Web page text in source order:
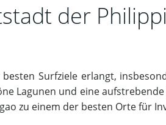
der
Surfziele erlangt,
Lagunen und eine
zu einem der besten Orte für